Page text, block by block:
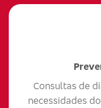
Consultas de
necessidades